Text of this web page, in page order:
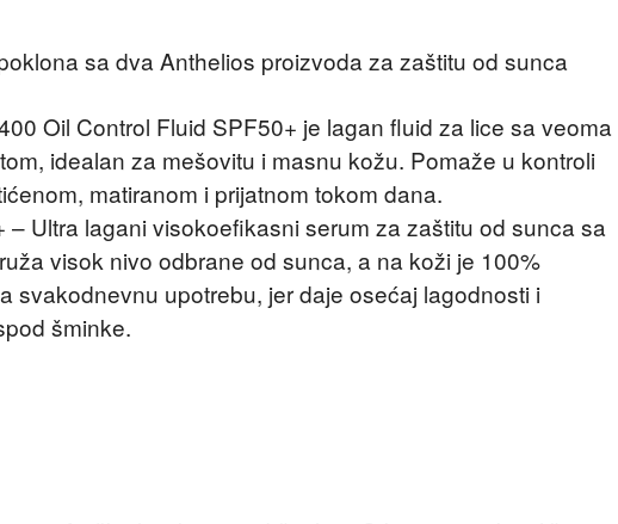
sa dva Anthelios proizvoda za zaštitu od sunca
Oil Control Fluid SPF50+ je lagan fluid za lice sa veoma
idealan za mešovitu i masnu kožu. Pomaže u kontroli
matiranom i prijatnom tokom dana.
– Ultra lagani visokoefikasni serum za zaštitu od sunca sa
visok nivo odbrane od sunca, a na koži je 100%
svakodnevnu upotrebu, jer daje osećaj lagodnosti i
šminke.